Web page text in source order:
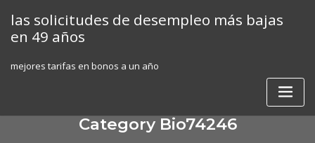
content
las solicitudes de desempleo más bajas
en 49 años
mejores tarifas en bonos a un año
Category Bio74246